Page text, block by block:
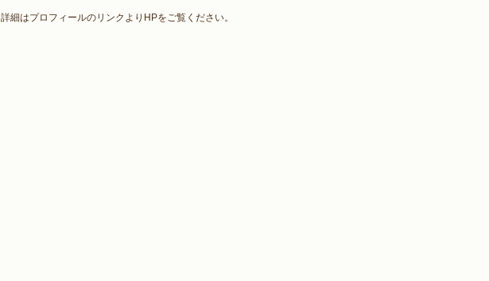
詳細はプロフィールのリンクよりHPをご覧ください。